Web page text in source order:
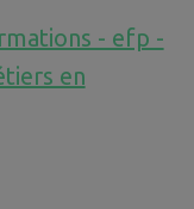
- efp -
en